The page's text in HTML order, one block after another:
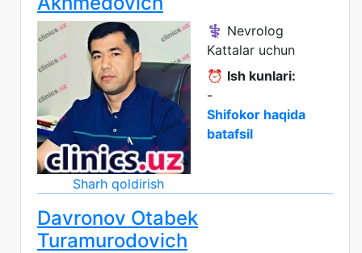
Sharh qoldirish
⚕️ Nevrolog
Kattalar uchun
⏰ Ish kunlari:
-
Shifokor haqida
batafsil
Davronov Otabek
Turamurodovich